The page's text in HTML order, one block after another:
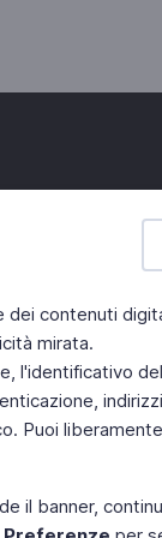
contenuti
mirata.
l'identificativo
Puoi
il banner,